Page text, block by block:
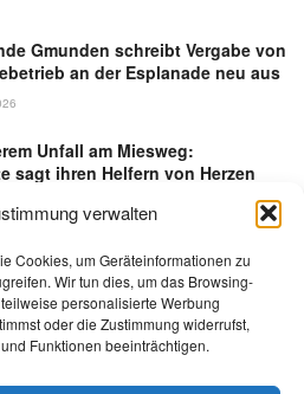
verwalten
Cookies, um Geräteinformationen zu
Wir tun dies, um das Browsing-
personalisierte Werbung
oder die Zustimmung widerrufst,
Funktionen beeinträchtigen.
Gmunden schreibt Vergabe von
an der Esplanade neu aus
Unfall am Miesweg:
sagt ihren Helfern von Herzen